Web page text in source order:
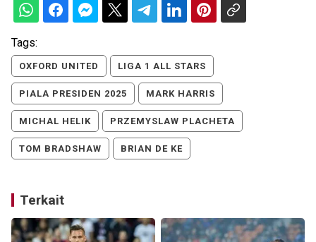
Tags:
OXFORD UNITED LIGA 1 ALL STARS
PIALA PRESIDEN 2025 MARK HARRIS
MICHAL HELIK PRZEMYSLAW PLACHETA
TOM BRADSHAW BRIAN DE KE
Terkait